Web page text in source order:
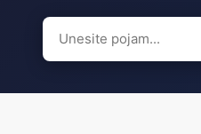
Search
for: